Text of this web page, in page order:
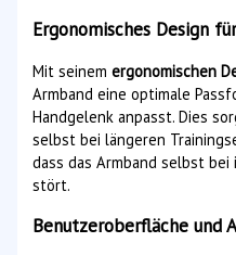
Ergonomisches Design
Mit seinemergonomischen
Armband eine optimale
Handgelenk anpasst. Dies
selbst bei längeren
dass das Armband selbst
stört.
Benutzeroberfläche und